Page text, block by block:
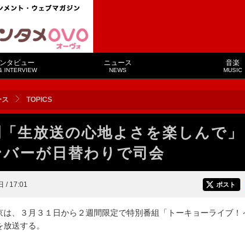
タビュー
INTERVIEW
ニュース
NEWS
音楽
MUSIC
ス TOPICS
生放送の心地よさを楽しんで
バーが日替わりで司会
/ 17:01 ポスト
、３月３１日から２週間限定で特別番組「トーキョーライブ！
送する。